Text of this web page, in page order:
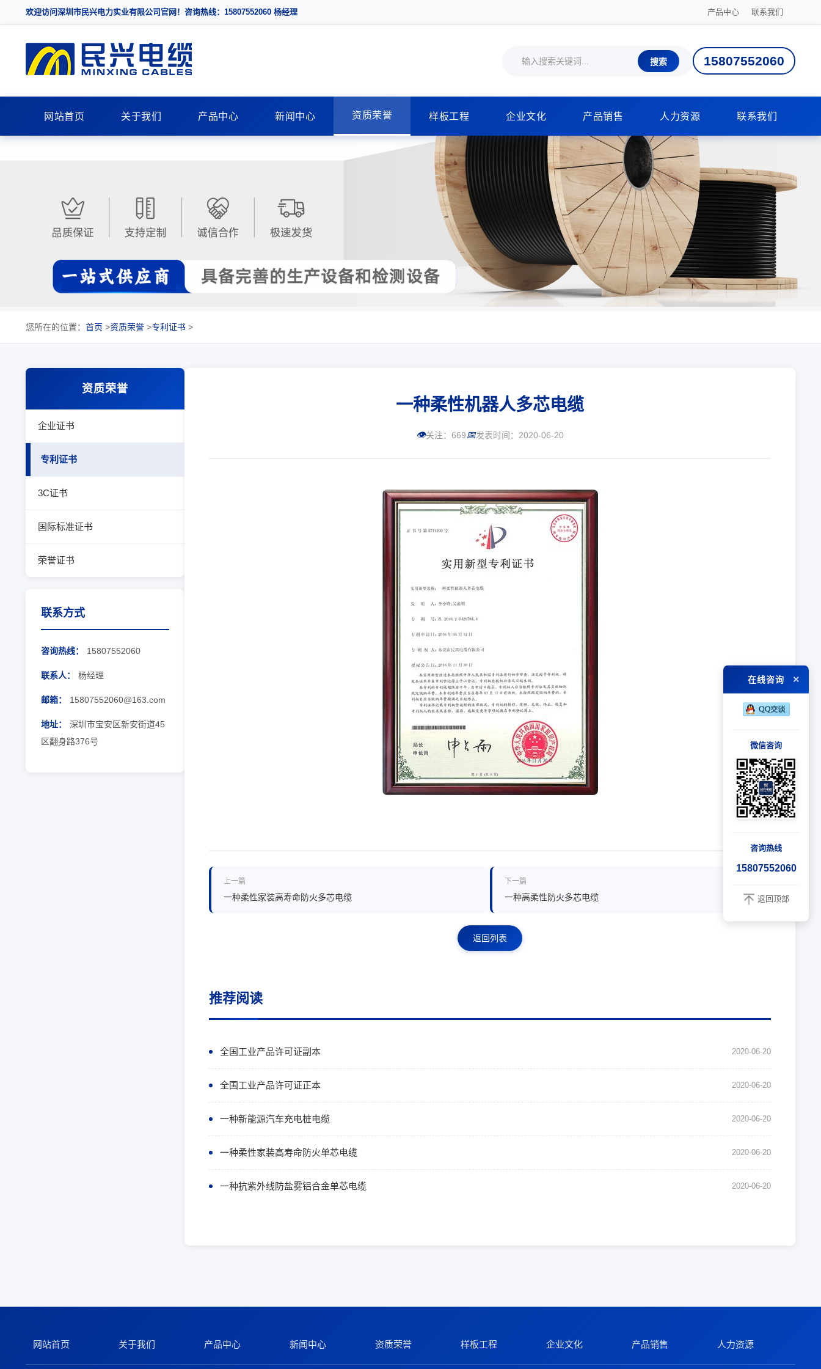
欢迎访问深圳市民兴电力实业有限公司官网！咨询热线：15807552060 杨经理 产品中心 联系我们
搜索 15807552060
网站首页 关于我们 产品中心 新闻中心 资质荣誉 样板工程 企业文化 产品销售 人力资源 联系我们
您所在的位置： 首页 >资质荣誉 >专利证书 >
资质荣誉
企业证书
专利证书
3C证书
国际标准证书
荣誉证书
联系方式
咨询热线： 15807552060
联系人： 杨经理
邮箱： 15807552060@163.com
地址：
深圳市宝安区新安街道45
区翻身路376号
一种柔性机器人多芯电缆
👁关注： 669📅发表时间：2020-06-20
上一篇
一种柔性家装高寿命防火多芯电缆
下一篇
一种高柔性防火多芯电缆
返回列表
推荐阅读
全国工业产品许可证副本 2020-06-20
全国工业产品许可证正本 2020-06-20
一种新能源汽车充电桩电缆 2020-06-20
一种柔性家装高寿命防火单芯电缆 2020-06-20
一种抗紫外线防盐雾铝合金单芯电缆 2020-06-20
网站首页 关于我们 产品中心 新闻中心 资质荣誉 样板工程 企业文化 产品销售 人力资源
在线咨询 ×
微信咨询
咨询热线
15807552060
返回顶部